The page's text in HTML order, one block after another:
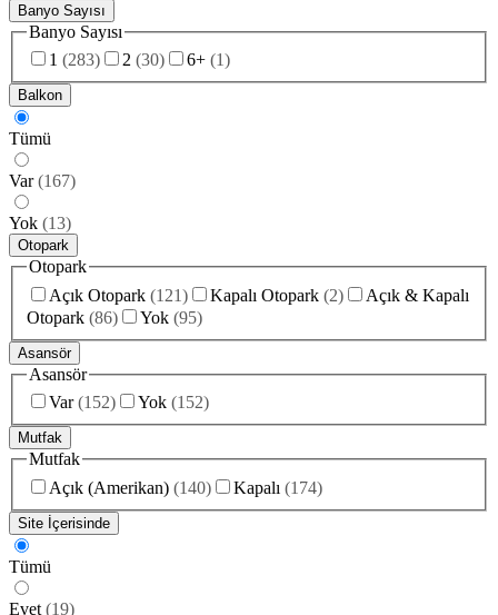
Banyo Sayısı
Banyo Sayısı
1 (283) 2 (30) 6+ (1)
Balkon
Tümü
Var (167)
Yok (13)
Otopark
Otopark
Açık Otopark (121) Kapalı Otopark (2)
Açık & Kapalı
Otopark (86) Yok (95)
Asansör
Asansör
Var (152) Yok (152)
Mutfak
Mutfak
Açık (Amerikan) (140) Kapalı (174)
Site İçerisinde
Tümü
Evet (19)